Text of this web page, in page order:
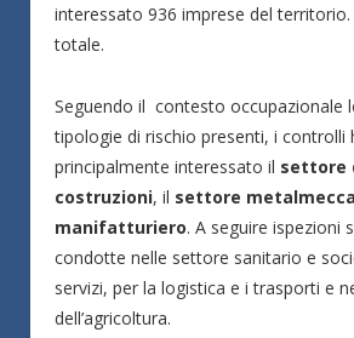
interessato 936 imprese del territorio.
totale.
Seguendo il contesto occupazionale
tipologie di rischio presenti, i controlli
principalmente interessato il settore
costruzioni, il settore
manifatturiero. A seguire ispezioni
condotte nelle settore sanitario e
servizi, per la logistica e i trasporti e
dell’agricoltura.